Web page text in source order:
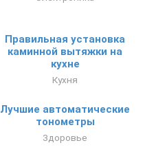
Правильная установка
каминной вытяжки на
кухне
Кухня
Лучшие автоматические
тонометры
Здоровье